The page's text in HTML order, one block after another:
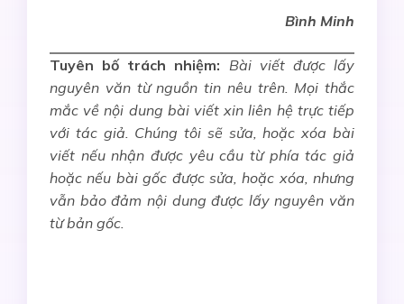
Bình Minh
Tuyên bố trách nhiệm: Bài viết được lấy
nguyên văn từ nguồn tin nêu trên. Mọi thắc
mắc về nội dung bài viết xin liên hệ trực tiếp
với tác giả. Chúng tôi sẽ sửa, hoặc xóa bài
viết nếu nhận được yêu cầu từ phía tác giả
hoặc nếu bài gốc được sửa, hoặc xóa, nhưng
vẫn bảo đảm nội dung được lấy nguyên văn
từ bản gốc.